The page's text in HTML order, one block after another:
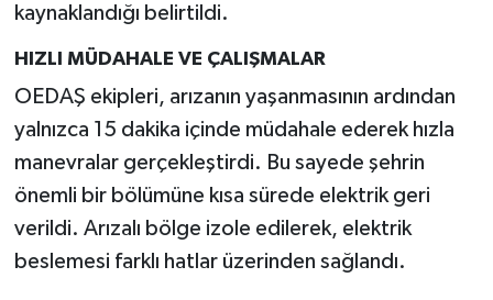
kaynaklandığı belirtildi.
HIZLI MÜDAHALE VE ÇALIŞMALAR
OEDAŞ ekipleri, arızanın yaşanmasının ardından
yalnızca 15 dakika içinde müdahale ederek hızla
manevralar gerçekleştirdi. Bu sayede şehrin
önemli bir bölümüne kısa sürede elektrik geri
verildi. Arızalı bölge izole edilerek, elektrik
beslemesi farklı hatlar üzerinden sağlandı.